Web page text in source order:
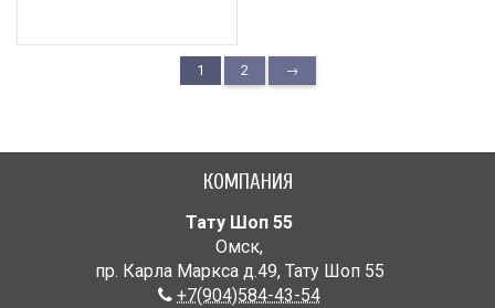
1 2 →
КОМПАНИЯ
Тату Шоп 55
Омск,
пр. Карла Маркса д.49, Тату Шоп 55
+7(904)584-43-54